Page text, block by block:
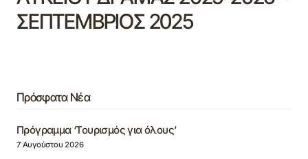
ΣΕΠΤΕΜΒΡΙΟΣ 2025
Πρόσφατα Νέα
Πρόγραμμα ‘Τουρισμός για όλους’
7 Αυγούστου 2026